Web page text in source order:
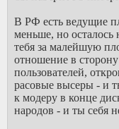
В РФ есть ведущие
меньше, но осталось
тебя за малейшую
отношение в
пользователей,
расовые высеры - и
к модеру в конце
народов - и ты себя